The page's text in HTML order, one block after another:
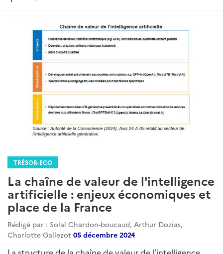
TRÉSOR-ECO
La chaîne de valeur de l'intelligence
artificielle : enjeux économiques et
place de la France
Rédigé par : Solal Chardon-boucaud, Arthur Dozias,
Charlotte Gallezot 05 décembre 2024